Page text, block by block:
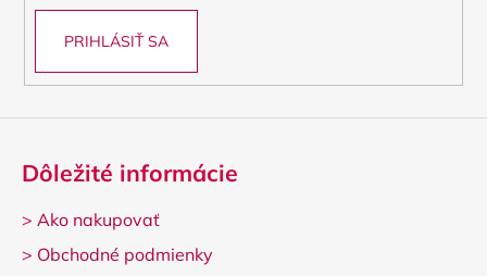
PRIHLÁSIŤ SA
Dôležité informácie
> Ako nakupovať
> Obchodné podmienky